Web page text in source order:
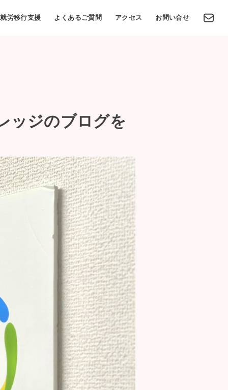
就労移行支援 よくあるご質問 アクセス お問い合せ
ッジのブログを